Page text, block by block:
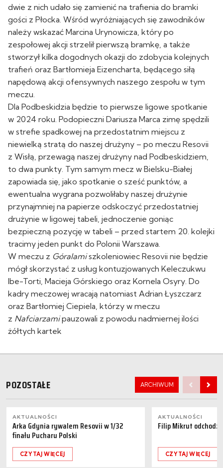
dwie z nich udało się zamienić na trafienia do bramki
gości z Płocka. Wśród wyróżniających się zawodników
należy wskazać Marcina Urynowicza, który po
zespołowej akcji strzelił pierwszą bramkę, a także
stworzył kilka dogodnych okazji do zdobycia kolejnych
trafień oraz Bartłomieja Eizencharta, będącego siłą
napędową akcji ofensywnych naszego zespołu w tym
meczu.
Dla Podbeskidzia będzie to pierwsze ligowe spotkanie
w 2024 roku. Podopieczni Dariusza Marca zimę spędzili
w strefie spadkowej na przedostatnim miejscu z
niewielką stratą do naszej drużyny – po meczu Resovii
z Wisłą, przewagą naszej drużyny nad Podbeskidziem,
to dwa punkty. Tym samym mecz w Bielsku-Białej
zapowiada się, jako spotkanie o sześć punktów, a
ewentualna wygrana pozwoliłaby naszej drużynie
przynajmniej na papierze odskoczyć przedostatniej
drużynie w ligowej tabeli, jednoczenie goniąc
bezpieczną pozycję w tabeli – przed startem 20. kolejki
tracimy jeden punkt do Polonii Warszawa.
W meczu z Góralamiszkoleniowiec Resovii nie będzie
mógł skorzystać z usług kontuzjowanych Keleczukwu
Ibe-Torti, Macieja Górskiego oraz Kornela Osyry. Do
kadry meczowej wracają natomiast Adrian Łyszczarz
oraz Bartłomiej Ciepiela, którzy w meczu
z Nafciarzamipauzowali z powodu nadmiernej ilości
żółtych kartek
POZOSTAŁE ARCHIWUM
AKTUALNOŚCI
Arka Gdynia rywalem Resovii w 1/32
finału Pucharu Polski
CZYTAJ WIĘCEJ
AKTUALNOŚCI
Filip Mikrut
CZYTAJ WIĘCEJ